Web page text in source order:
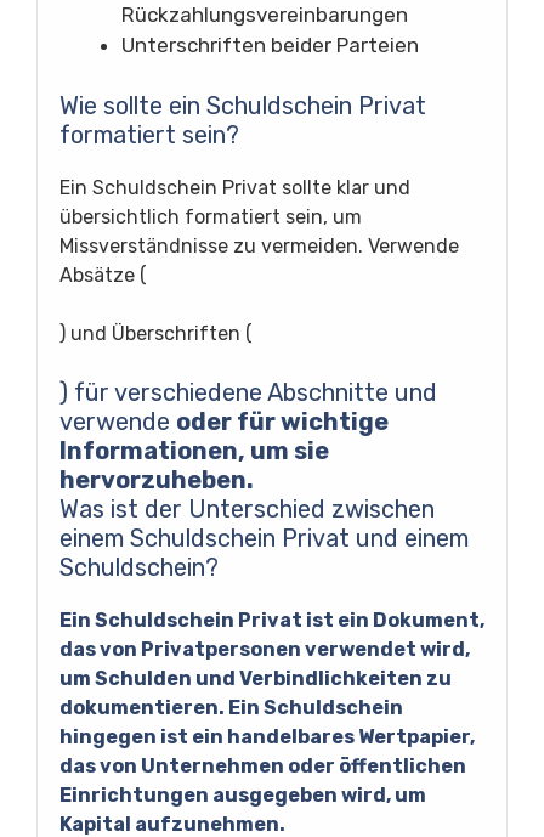
Rückzahlungsvereinbarungen
Unterschriften beider Parteien
Wie sollte ein Schuldschein Privat
formatiert sein?
Ein Schuldschein Privat sollte klar und
übersichtlich formatiert sein, um
Missverständnisse zu vermeiden. Verwende
Absätze (
) und Überschriften (
) für verschiedene Abschnitte und
verwende oder für wichtige
Informationen, um sie
hervorzuheben.
Was ist der Unterschied zwischen
einem Schuldschein Privat und einem
Schuldschein?
Ein Schuldschein Privat ist ein Dokument,
das von Privatpersonen verwendet wird,
um Schulden und Verbindlichkeiten zu
dokumentieren. Ein Schuldschein
hingegen ist ein handelbares Wertpapier,
das von Unternehmen oder öffentlichen
Einrichtungen ausgegeben wird, um
Kapital aufzunehmen.